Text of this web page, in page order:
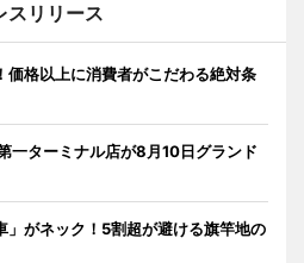
スリリース
価格以上に消費者がこだわる絶対条
一ターミナル店が8月10日グランド
」がネック！5割超が避ける旗竿地の